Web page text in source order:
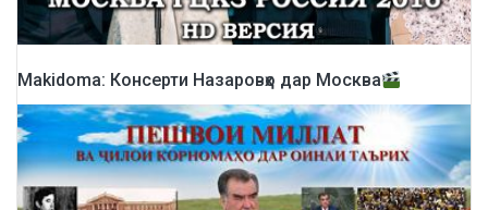
Makidoma: Консерти Назаровҳо дар Москва